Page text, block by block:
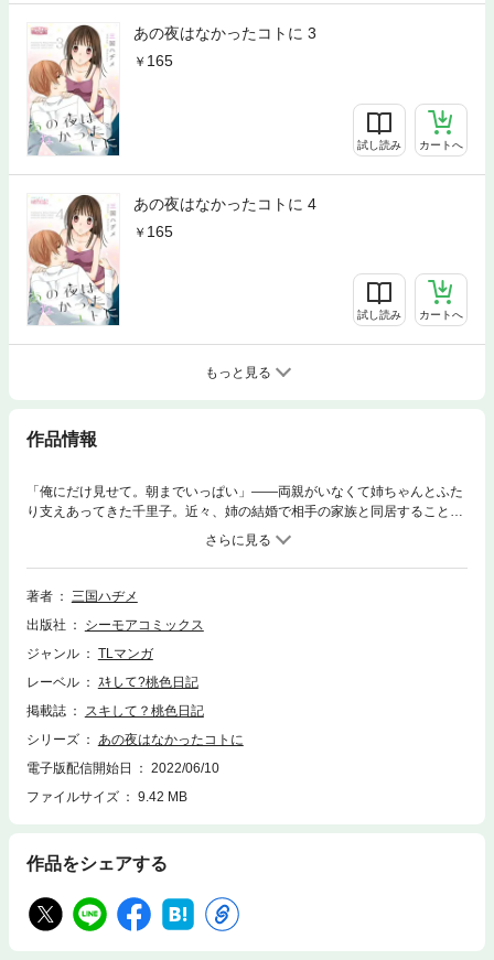
あの夜はなかったコトに 3
165
試し読み カートへ
あの夜はなかったコトに 4
165
試し読み カートへ
もっと見る
作品情報
「俺にだけ見せて。朝までいっぱい」――両親がいなくて姉ちゃんとふた
り支えあってきた千里子。近々、姉の結婚で相手の家族と同居すること
に！姉ちゃんが幸せになるのは大歓迎なんだけど、相手の家族の手前、夜
遅くまで遊ぶのはムリ。そんな猫かぶり生活直前に飲み屋で知り合ったの
は、すっごい好みの顔の男！！意気投合しすぎて朝までいっぱいエッチし
ちゃった。。。そしたら好みの顔の男が、翌日、姉の結婚相手の息子とし
著者
三国ハヂメ
出版社
シーモアコミックス
ジャンル
TLマンガ
レーベル
ｽｷして?桃色日記
掲載誌
スキして？桃色日記
シリーズ
あの夜はなかったコトに
電子版配信開始日
2022/06/10
ファイルサイズ
9.42 MB
作品をシェアする